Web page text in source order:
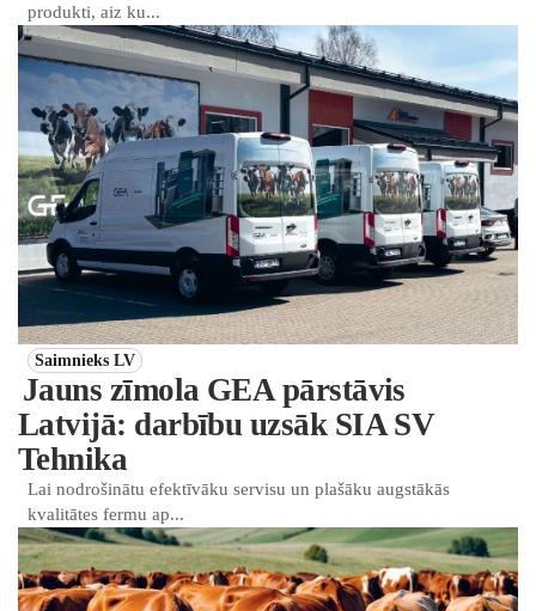
produkti, aiz ku...
Saimnieks LV
Jauns zīmola GEA pārstāvis
Latvijā: darbību uzsāk SIA SV
Tehnika
Lai nodrošinātu efektīvāku servisu un plašāku augstākās
kvalitātes fermu ap...